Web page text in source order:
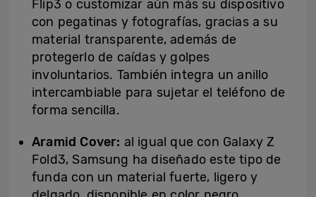
Flip3 o customizar aún más su dispositivo
con pegatinas y fotografías, gracias a su
material transparente, además de
protegerlo de caídas y golpes
involuntarios. También integra un anillo
intercambiable para sujetar el teléfono de
forma sencilla.
Aramid Cover: al igual que con Galaxy Z
Fold3, Samsung ha diseñado este tipo de
funda con un material fuerte, ligero y